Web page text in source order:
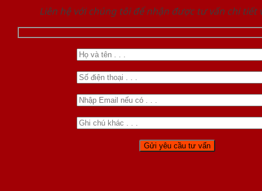
Liên hệ với chúng tôi để nhận được tư vấn chi tiết